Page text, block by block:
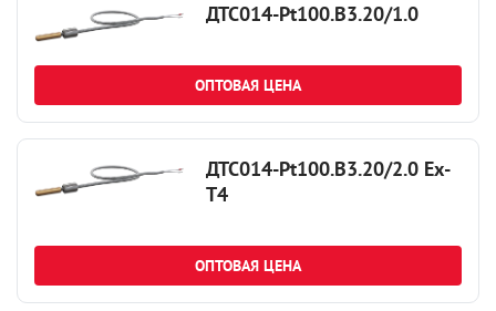
ДТС014-Pt100.В3.20/1.0
ОПТОВАЯ ЦЕНА
ДТС014-Pt100.В3.20/2.0 Ех-
Т4
ОПТОВАЯ ЦЕНА